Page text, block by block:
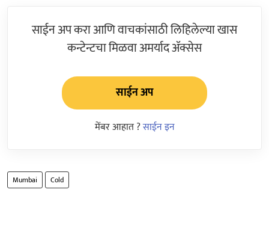
साईन अप करा आणि वाचकांसाठी लिहिलेल्या खास
कन्टेन्टचा मिळवा अमर्याद ॲक्सेस
साईन अप
मेंबर आहात ?साईन इन
Mumbai Cold